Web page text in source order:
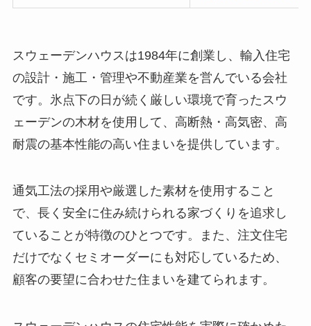
スウェーデンハウスは1984年に創業し、輸入住宅
の設計・施工・管理や不動産業を営んでいる会社
です。氷点下の日が続く厳しい環境で育ったスウ
ェーデンの木材を使用して、高断熱・高気密、高
耐震の基本性能の高い住まいを提供しています。
通気工法の採用や厳選した素材を使用すること
で、長く安全に住み続けられる家づくりを追求し
ていることが特徴のひとつです。また、注文住宅
だけでなくセミオーダーにも対応しているため、
顧客の要望に合わせた住まいを建てられます。